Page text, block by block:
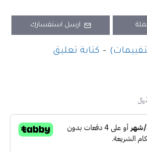
ارسل استفسارك
- كتابة تعليق